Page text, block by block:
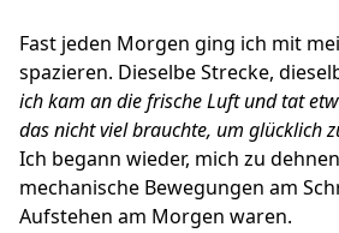
Fast jeden Morgen ging ich mit
spazieren. Dieselbe Strecke,
ich kam an die frische Luft und tat
das nicht viel brauchte, um glücklich
Ich begann wieder, mich zu
mechanische Bewegungen am
Aufstehen am Morgen waren.